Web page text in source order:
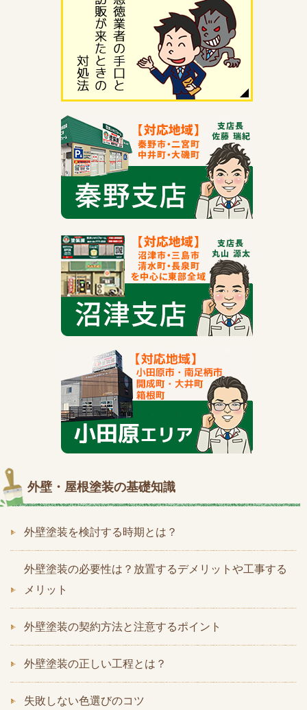
外壁・屋根塗装の基礎知識
外壁塗装を検討する時期とは？
外壁塗装の必要性は？放置するデメリットや工事する
メリット
外壁塗装の契約方法と注意するポイント
外壁塗装の正しい工程とは？
失敗しない色選びのコツ